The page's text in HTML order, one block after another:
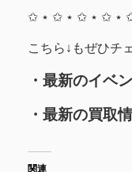
✩ ⋆ ✩ ⋆ ✩ ⋆ ✩ ⋆
こちら↓もぜひチ
・最新のイベ
・最新の買取
関連